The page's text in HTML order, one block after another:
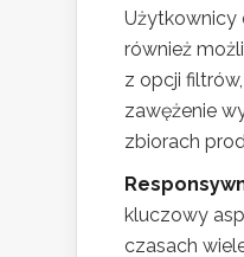
Użytkownicy
również
z opcji
zawężenie
zbiorach
kluczowy
czasach